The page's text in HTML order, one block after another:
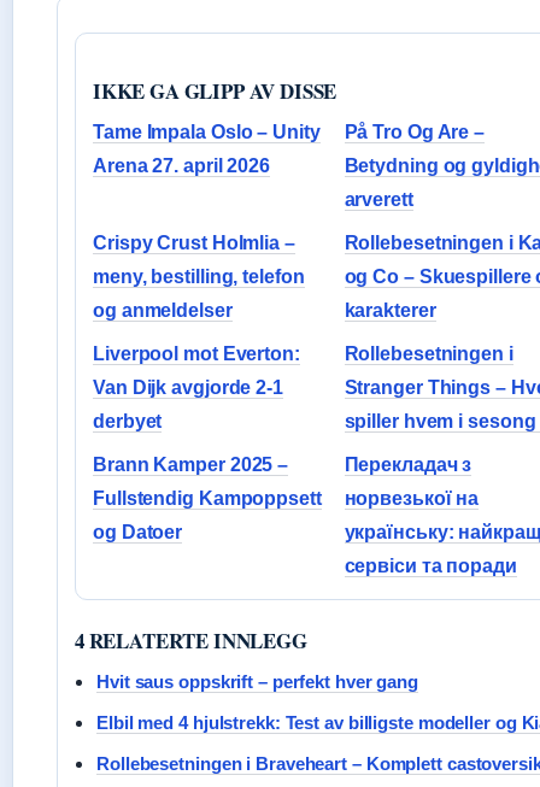
IKKE GA GLIPP AV DISSE
Tame Impala Oslo – Unity
Arena 27. april 2026
På Tro Og Are –
Betydning og
arverett
Crispy Crust Holmlia –
meny, bestilling, telefon
og anmeldelser
Rollebesetningen i
og Co – Skuespillere
karakterer
Liverpool mot Everton:
Van Dijk avgjorde 2-1
derbyet
Rollebesetningen i
Stranger Things –
spiller hvem i sesong
Brann Kamper 2025 –
Fullstendig Kampoppsett
og Datoer
Перекладач з
норвезької на
українську:
сервіси та поради
4 RELATERTE INNLEGG
Hvit saus oppskrift – perfekt hver gang
Elbil med 4 hjulstrekk: Test av billigste modeller og
Rollebesetningen i Braveheart – Komplett